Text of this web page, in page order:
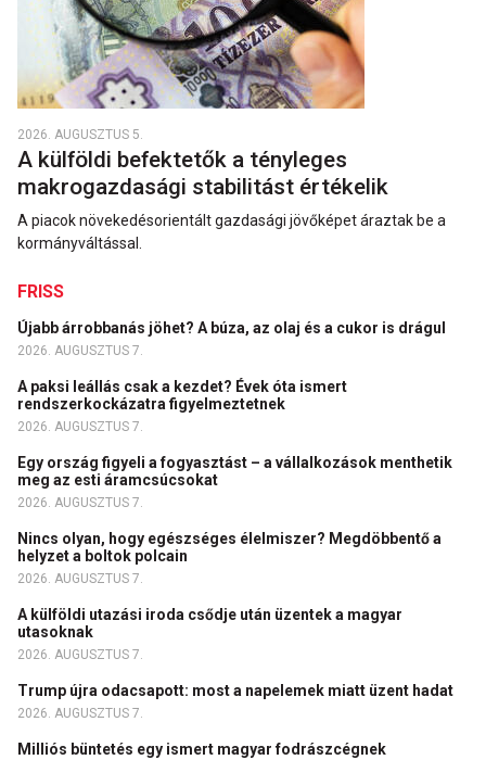
2026. AUGUSZTUS 5.
A külföldi befektetők a tényleges
makrogazdasági stabilitást értékelik
A piacok növekedésorientált gazdasági jövőképet áraztak be a
kormányváltással.
FRISS
Újabb árrobbanás jöhet? A búza, az olaj és a cukor is drágul
2026. AUGUSZTUS 7.
A paksi leállás csak a kezdet? Évek óta ismert
rendszerkockázatra figyelmeztetnek
2026. AUGUSZTUS 7.
Egy ország figyeli a fogyasztást – a vállalkozások menthetik
meg az esti áramcsúcsokat
2026. AUGUSZTUS 7.
Nincs olyan, hogy egészséges élelmiszer? Megdöbbentő a
helyzet a boltok polcain
2026. AUGUSZTUS 7.
A külföldi utazási iroda csődje után üzentek a magyar
utasoknak
2026. AUGUSZTUS 7.
Trump újra odacsapott: most a napelemek miatt üzent hadat
2026. AUGUSZTUS 7.
Milliós büntetés egy ismert magyar fodrászcégnek